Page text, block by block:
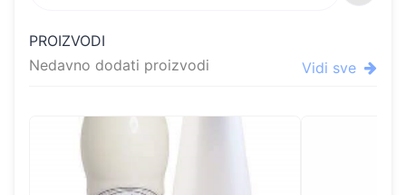
RI
PROIZVODI
Nedavno dodati proizvodi
Vidi sve